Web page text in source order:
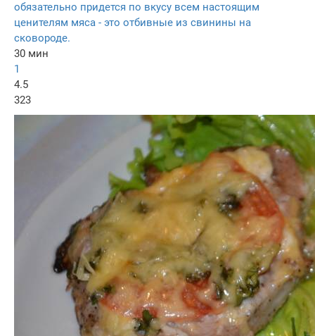
обязательно придется по вкусу всем настоящим
ценителям мяса - это отбивные из свинины на
сковороде.
30 мин
1
4.5
323